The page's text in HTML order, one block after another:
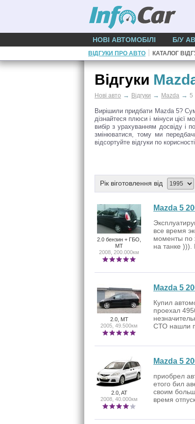
НОВІ АВТОМОБІЛІ Б/У
ВІДГУКИ ПРО АВТО | КАТАЛОГ
Відгуки
Нові авто → Відгуки → Mazda → 5
Вирішили придбати Mazda 5?
дізнайтеся плюси і мінуси
вибір з урахуванням досвіду і
змінюватися, тому ми
відсортуйте відгуки по
Рік віготовлення від
2.0 бензин + ГБО,
MT
2008, 200.000км
Mazda 5
все время
моменты по
на танке ))).
2.0, MT
2005, 49.500км
Mazda 5
Купил
проехал
СТО нашли
2.0, AT
2008, 40.000км
Mazda 5
приобрел
етого бил
своим
время